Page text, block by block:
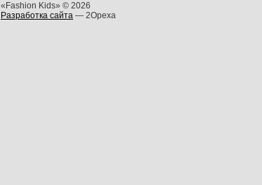
«Fashion Kids» © 2026
Разработка сайта — 2Opexa